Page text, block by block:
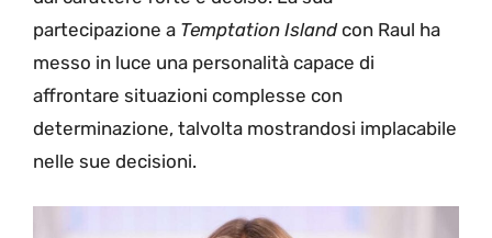
partecipazione a Temptation Islandcon Raul ha
messo in luce una personalità capace di
affrontare situazioni complesse con
determinazione, talvolta mostrandosi implacabile
nelle sue decisioni.